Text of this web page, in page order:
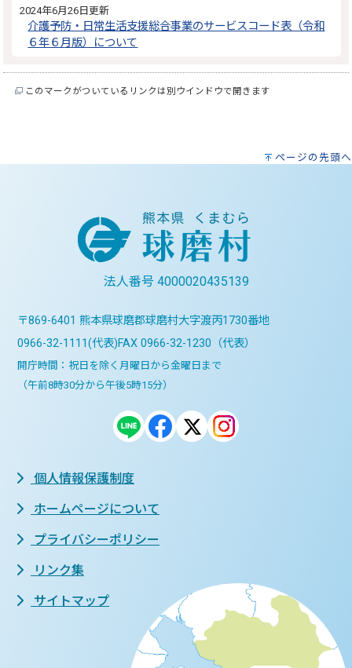
2024年6月26日更新
介護予防・日常生活支援総合事業のサービスコード表（令和
６年６月版）について
このマークがついているリンクは別ウインドウで開きます
ページの先頭へ
法人番号 4000020435139
〒869-6401 熊本県球磨郡球磨村大字渡丙1730番地
0966-32-1111(代表)FAX 0966-32-1230（代表）
開庁時間：祝日を除く月曜日から金曜日まで
（午前8時30分から午後5時15分）
個人情報保護制度
ホームページについて
プライバシーポリシー
リンク集
サイトマップ